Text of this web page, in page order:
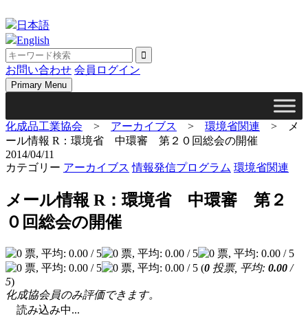
to
content
日本語
English
お問い合わせ 会員ログイン
Primary Menu
化成品工業協会 > アーカイブス > 環境省関連 >
メ
ール情報 R：環境省 中環審 第２０回総会の開催
2014/04/11
カテゴリー アーカイブス 情報発信プログラム 環境省関連
メール情報 R：環境省 中環審 第２
０回総会の開催
(0 投票, 平均: 0.00 /
5)
化成協会員のみ評価できます。
読み込み中...